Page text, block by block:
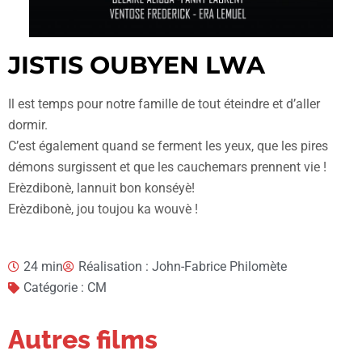
JISTIS OUBYEN LWA
Il est temps pour notre famille de tout éteindre et d’aller
dormir.
C’est également quand se ferment les yeux, que les pires
démons surgissent et que les cauchemars prennent vie !
Erèzdibonè, lannuit bon konséyè!
Erèzdibonè, jou toujou ka wouvè !
24 min
Réalisation : John-Fabrice Philomète
Catégorie : CM
Autres films